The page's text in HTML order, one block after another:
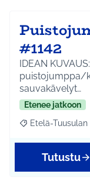
#1142
IDEAN
puistojumppa/
sauvakävelyt…
Etenee jatkoon
Rajaa tulokset
Etelä-
Tutustu